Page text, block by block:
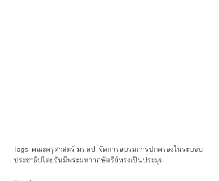
Tags: คณะครุศาสตร์ มร.ลป. จัดการอบรมการปกครองในระบอบ
ประชาธิปไตยอันมีพระมหาากษัตริย์ทรงเป็นประมุข